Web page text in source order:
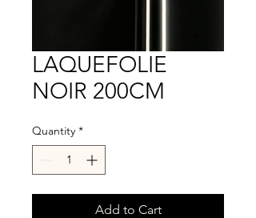
LAQUEFOLIE
NOIR 200CM
Quantity *
Add to Cart